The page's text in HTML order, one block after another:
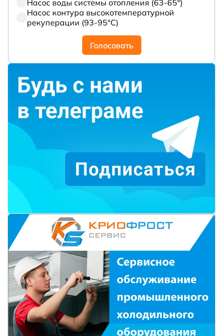
Насос воды системы отопления (63-65°)
Насос контура высокотемпературной
рекуперации (93-95°С)
Голосовать